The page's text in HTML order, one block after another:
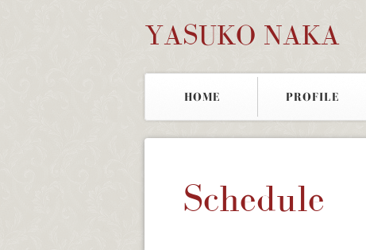
YASUKO NAKA
HOME PROFILE
Schedule